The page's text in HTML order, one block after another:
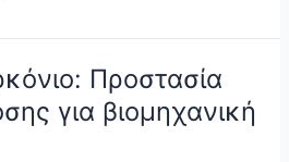
Προστασία
για βιομηχανική